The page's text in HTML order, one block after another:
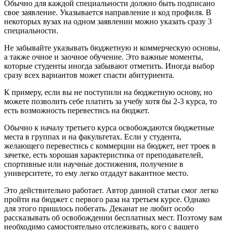
Обычно для каждой специальности должно быть подписано
свое заявление. Указывается направление и код профиля. В
некоторых вузах на одном заявлении можно указать сразу 3
специальности.
Не забывайте указывать бюджетную и коммерческую основы,
а также очное и заочное обучение. Это важные моменты,
которые студенты иногда забывают отметить. Иногда выбор
сразу всех вариантов может спасти абитуриента.
К примеру, если вы не поступили на бюджетную основу, но
можете позволить себе платить за учебу хотя бы 2-3 курса, то
есть возможность перевестись на бюджет.
Обычно к началу третьего курса освобождаются бюджетные
места в группах и на факультетах. Если у студента,
желающего перевестись с коммерции на бюджет, нет троек в
зачетке, есть хорошая характеристика от преподавателей,
спортивные или научные достижения, получение в
университете, то ему легко отдадут вакантное место.
Это действительно работает. Автор данной статьи смог легко
пройти на бюджет с первого раза на третьем курсе. Однако
для этого пришлось побегать. Деканат не любит особо
рассказывать об освобождении бесплатных мест. Поэтому вам
необходимо самостоятельно отслеживать, кого с вашего